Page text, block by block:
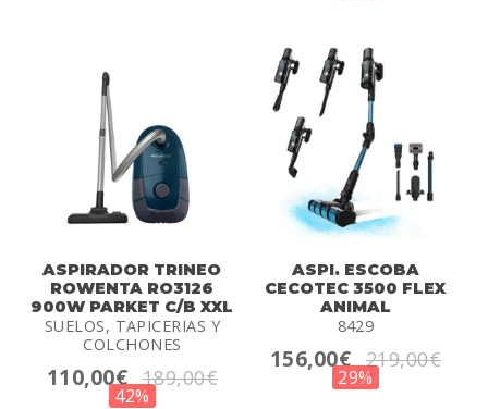
ASPIRADOR TRINEO
ROWENTA RO3126
900W PARKET C/B XXL
SUELOS, TAPICERIAS Y
COLCHONES
110,00€ 189,00€
42%
ASPI. ESCOBA
CECOTEC 3500 FLEX
ANIMAL
8429
156,00€ 219,00€
29%